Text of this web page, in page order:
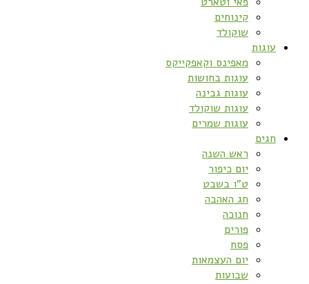
קינוחים
שוקולד
עוגות
מאפינס וקאפקייקס
עוגות בחושות
עוגות גבינה
עוגות שוקולד
עוגות שמרים
חגים
ראש השנה
יום כיפור
ט”ו בשבט
חג האהבה
חנוכה
פורים
פסח
יום העצמאות
שבועות